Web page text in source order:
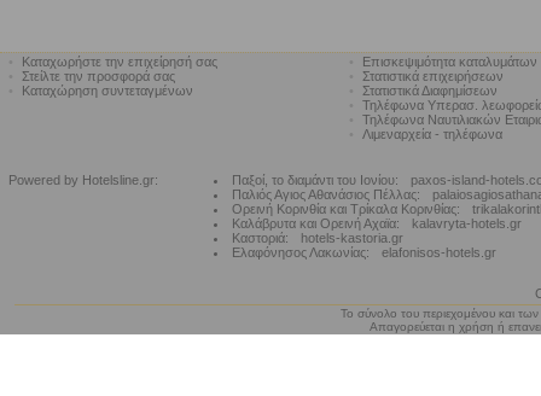
Καταχωρήστε την επιχείρησή σας
Στείλτε την προσφορά σας
Καταχώρηση συντεταγμένων
Επισκεψιμότητα καταλυμάτων
Στατιστικά επιχειρήσεων
Στατιστικά Διαφημίσεων
Τηλέφωνα Υπερασ.
Τηλέφωνα Ναυτιλιακών
Λιμεναρχεία - τηλέφωνα
Powered by Hotelsline.gr: Παξοί, το διαμάντι του Ιονίου:
paxos-island-
Παλιός Αγιος Αθανάσιος Πέλλας:
Ορεινή Κορινθία και Τρίκαλα Κορινθίας:
Καλάβρυτα και Ορεινή Αχαϊα:
kalavryta-hotels.gr
Καστοριά:
hotels-kastoria.gr
Ελαφόνησος Λακωνίας:
elafonisos-hotels.gr
Το σύνολο του περιεχομένου και
Απαγορεύεται η χρήση ή